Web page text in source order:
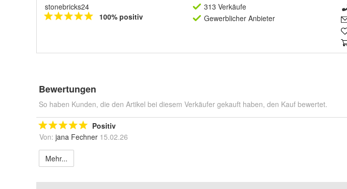
stonebricks24
100% positiv
313 Verkäufe
Gewerblicher Anbieter
Bewertungen
So haben Kunden, die den Artikel bei diesem Verkäufer gekauft haben, den Kauf bewertet.
Positiv
Von: jana Fechner 15.02.26
Mehr...